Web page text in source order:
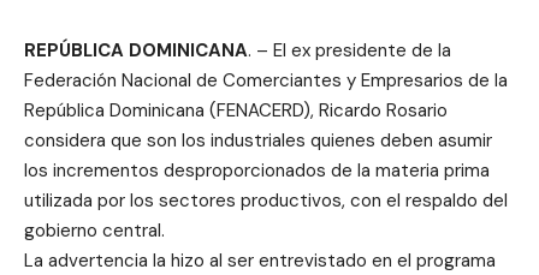
REPÚBLICA DOMINICANA. – El ex presidente de la
Federación Nacional de Comerciantes y Empresarios de la
República Dominicana (FENACERD), Ricardo Rosario
considera que son los industriales quienes deben asumir
los incrementos desproporcionados de la materia prima
utilizada por los sectores productivos, con el respaldo del
gobierno central.
La advertencia la hizo al ser entrevistado en el programa